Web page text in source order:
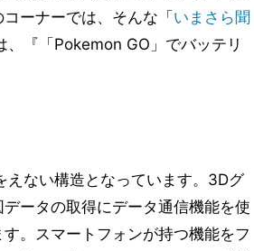
ーナーでは、そんな「 いまさら聞
『「Pokemon GO」でバッテリ
えない構造となっています。3Dグ
ータの取得にデータ通信機能を使
。スマートフォンが持つ機能をフ